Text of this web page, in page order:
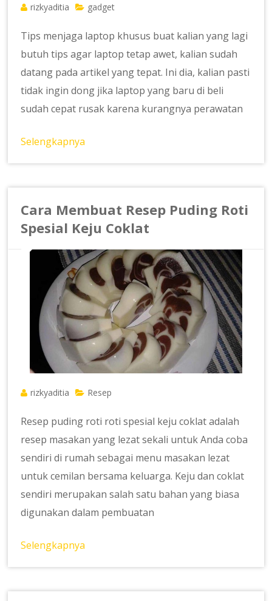
rizkyaditia gadget
Tips menjaga laptop khusus buat kalian yang lagi
butuh tips agar laptop tetap awet, kalian sudah
datang pada artikel yang tepat. Ini dia, kalian pasti
tidak ingin dong jika laptop yang baru di beli
sudah cepat rusak karena kurangnya perawatan
Selengkapnya
Cara Membuat Resep Puding Roti
Spesial Keju Coklat
rizkyaditia Resep
Resep puding roti roti spesial keju coklat adalah
resep masakan yang lezat sekali untuk Anda coba
sendiri di rumah sebagai menu masakan lezat
untuk cemilan bersama keluarga. Keju dan coklat
sendiri merupakan salah satu bahan yang biasa
digunakan dalam pembuatan
Selengkapnya